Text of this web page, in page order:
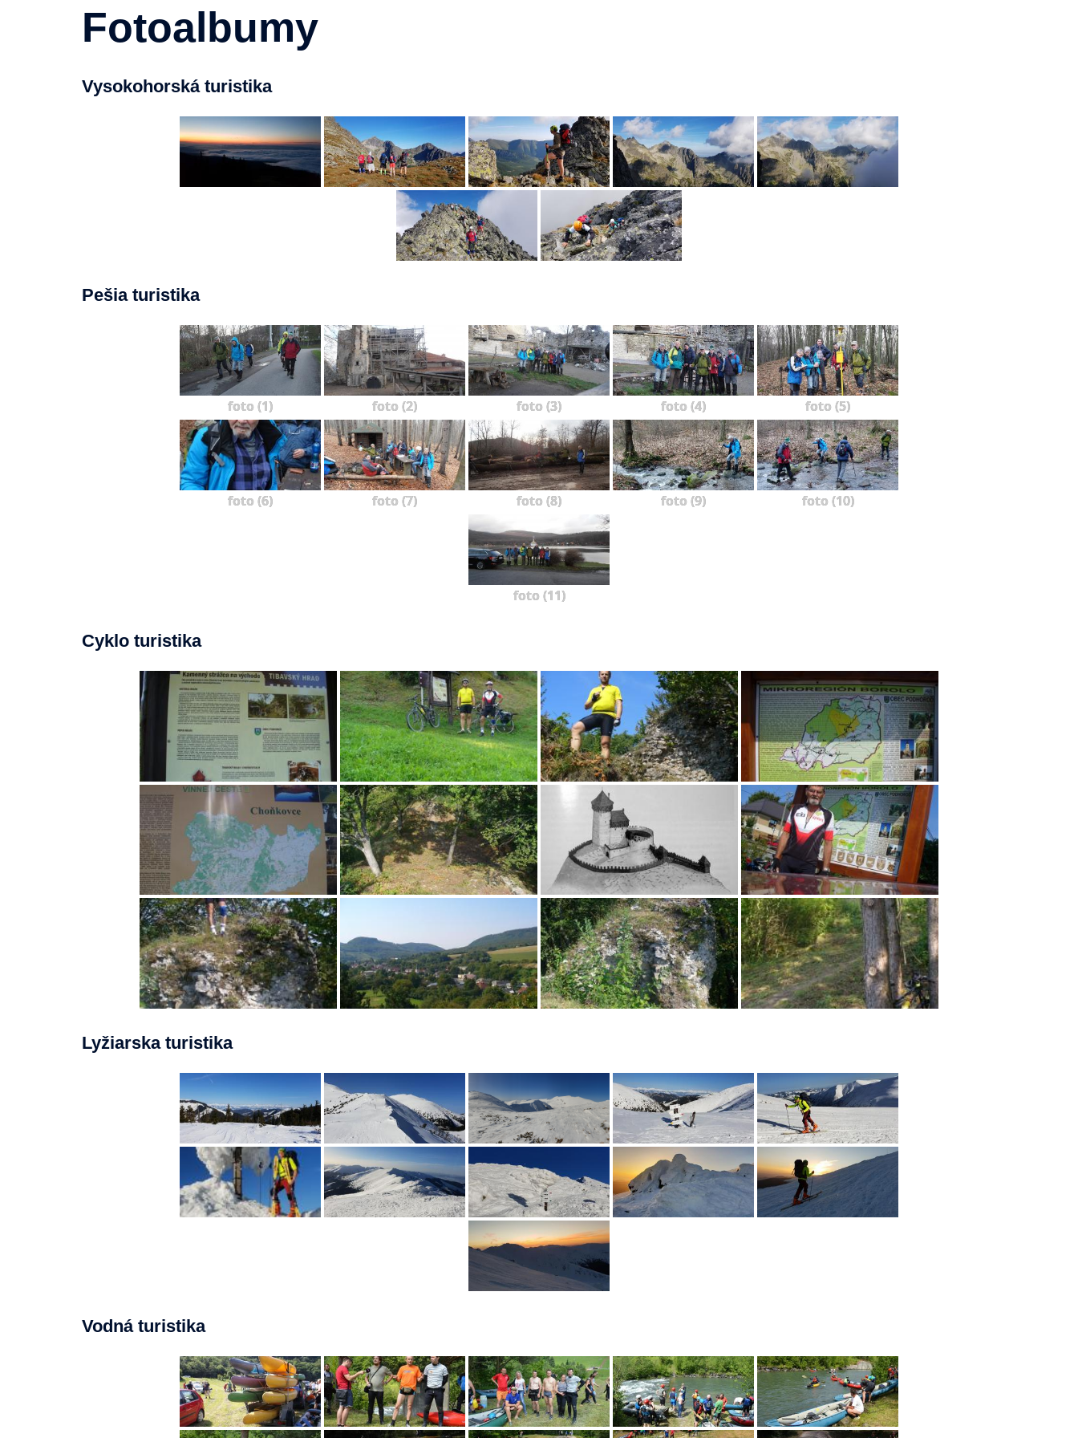
Fotoalbumy
Vysokohorská turistika
Pešia turistika
foto (1) foto (2) foto (3) foto (4) foto (5)
foto (6) foto (7) foto (8) foto (9) foto (10)
foto (11)
Cyklo turistika
Lyžiarska turistika
Vodná turistika